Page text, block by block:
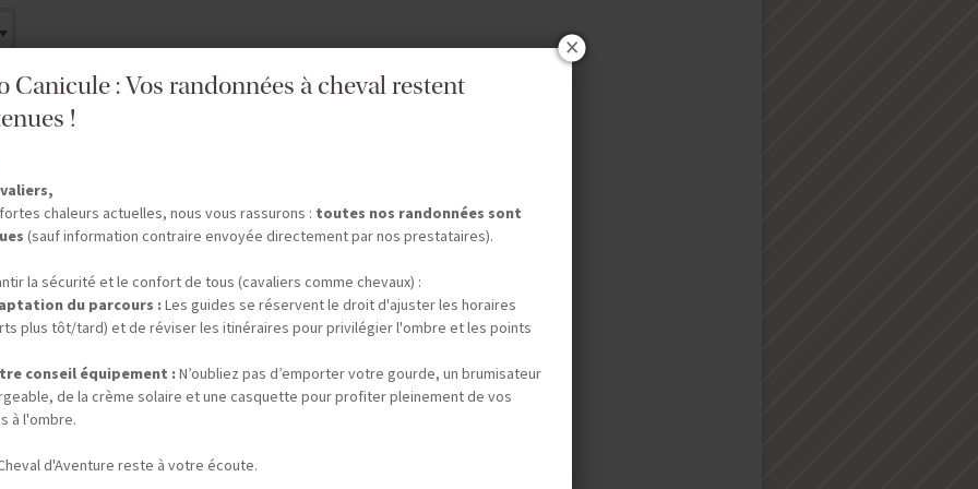
: Vos randonnées à cheval restent
!
chaleurs actuelles, nous vous rassurons : toutes nos randonnées sont
(sauf information contraire envoyée directement par nos prestataires).
la sécurité et le confort de tous (cavaliers comme chevaux) :
du parcours :Les guides se réservent le droit d'ajuster les horaires
plus tôt/tard) et de réviser les itinéraires pour privilégier l'ombre et les points
conseil équipement :N’oubliez pas d’emporter votre gourde, un brumisateur
de la crème solaire et une casquette pour profiter pleinement de vos
à l'ombre.
d'Aventure reste à votre écoute.